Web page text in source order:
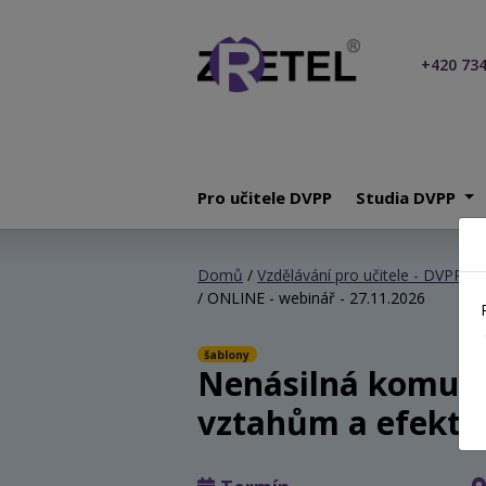
+420
Pro učitele DVPP Studia DVPP
Domů / Vzdělávání pro učitele - DVPP/
/ ONLINE - webinář - 27.11.2026
šablony
Nenásilná
vztahům a